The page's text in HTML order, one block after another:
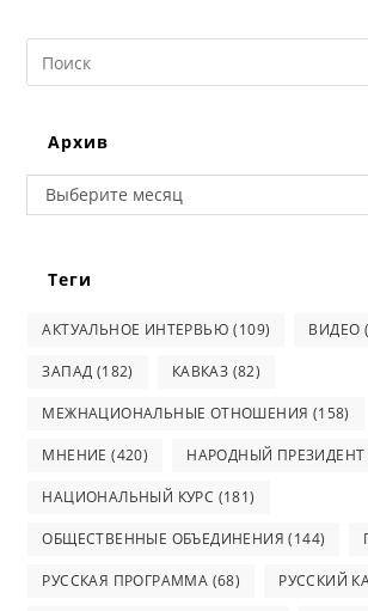
Search
this
Архив
Архив
Выберите месяц
Теги
АКТУАЛЬНОЕ ИНТЕРВЬЮ (109) ВИДЕО
ЗАПАД (182) КАВКАЗ (82)
МЕЖНАЦИОНАЛЬНЫЕ ОТНОШЕНИЯ (158)
МНЕНИЕ (420) НАРОДНЫЙ ПРЕЗИДЕНТ
НАЦИОНАЛЬНЫЙ КУРС (181)
ОБЩЕСТВЕННЫЕ ОБЪЕДИНЕНИЯ (144)
РУССКАЯ ПРОГРАММА (68) РУССКИЙ